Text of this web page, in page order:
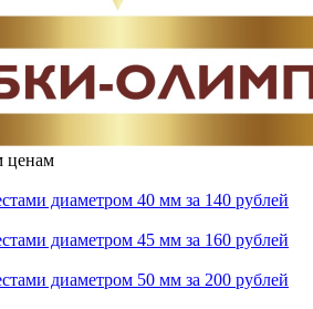
ценам
диаметром 40 мм за 140 рублей
диаметром 45 мм за 160 рублей
диаметром 50 мм за 200 рублей